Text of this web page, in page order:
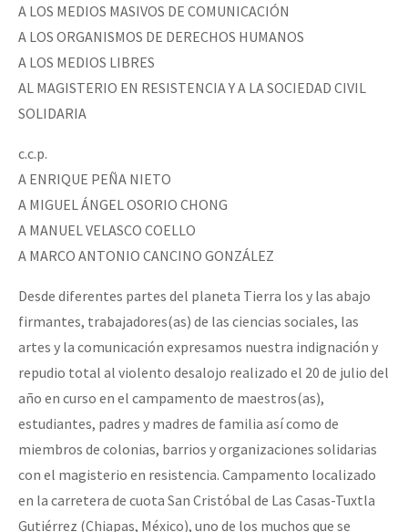
A LOS MEDIOS MASIVOS DE COMUNICACIÓN
A LOS ORGANISMOS DE DERECHOS HUMANOS
A LOS MEDIOS LIBRES
AL MAGISTERIO EN RESISTENCIA Y A LA SOCIEDAD CIVIL
SOLIDARIA
c.c.p.
A ENRIQUE PEÑA NIETO
A MIGUEL ÁNGEL OSORIO CHONG
A MANUEL VELASCO COELLO
A MARCO ANTONIO CANCINO GONZÁLEZ
Desde diferentes partes del planeta Tierra los y las abajo
firmantes, trabajadores(as) de las ciencias sociales, las
artes y la comunicación expresamos nuestra indignación y
repudio total al violento desalojo realizado el 20 de julio del
año en curso en el campamento de maestros(as),
estudiantes, padres y madres de familia así como de
miembros de colonias, barrios y organizaciones solidarias
con el magisterio en resistencia. Campamento localizado
en la carretera de cuota San Cristóbal de Las Casas-Tuxtla
Gutiérrez (Chiapas, México), uno de los muchos que se